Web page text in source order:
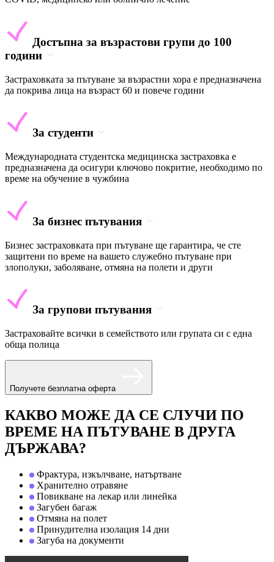
Достъпна за възрастови групи до 100
години
Застраховката за пътуване за възрастни хора е предназначена
да покрива лица на възраст 60 и повече години
За студенти
Международната студентска медицинска застраховка е
предназначена да осигури ключово покритие, необходимо по
време на обучение в чужбина
За бизнес пътувания
Бизнес застраховката при пътуване ще гарантира, че сте
защитени по време на вашето служебно пътуване при
злополуки, заболяване, отмяна на полети и други
За групови пътувания
Застраховайте всички в семейството или групата си с една
обща полица
Получете безплатна оферта
КАКВО МОЖЕ ДА СЕ СЛУЧИ ПО
ВРЕМЕ НА ПЪТУВАНЕ В ДРУГА
ДЪРЖАВА?
Фрактура, изкълчване, натъртване
Хранително отравяне
Повикване на лекар или линейка
Загубен багаж
Отмяна на полет
Принудителна изолация 14 дни
Загуба на документи